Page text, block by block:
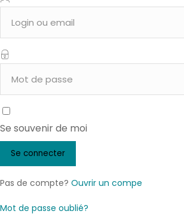
Se souvenir de moi
Pas de compte? Ouvrir un compe
Mot de passe oublié?